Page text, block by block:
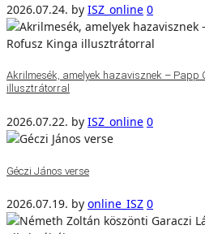
2026.07.24. by ISZ_online 0
Akrilmesék, amelyek hazavisznek – Papp
illusztrátorral
2026.07.22. by ISZ_online 0
Géczi János verse
2026.07.19. by online_ISZ 0